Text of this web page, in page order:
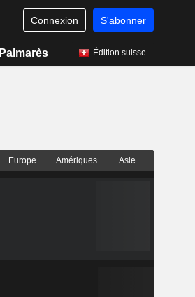
Connexion S'abonner
Palmarès Édition suisse
Europe Amériques Asie